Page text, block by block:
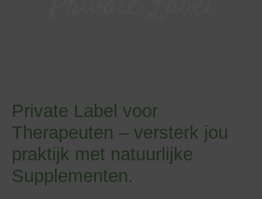
Private Label voor
Therapeuten – versterk jou
praktijk met natuurlijke
Supplementen.